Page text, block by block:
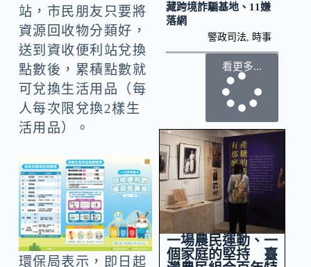
站，市民朋友只要將
資源回收物分類好，
送到資收便利站兌換
點數後，累積點數就
可兌換生活用品（每
人每次限兌換2樣生
活用品）。
環保局表示，即日起
藏跨境詐騙基地、11嫌
落網
警政司法 時事
看更多...
一場農民運動、一
個家庭的堅持 臺